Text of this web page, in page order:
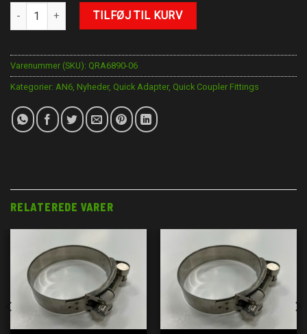
JIC6 Til 90° AN-6 Quick Han antal
TILFØJ TIL KURV
Varenummer (SKU): QRA6890-06
Kategorier: AN6, Nyheder, Quick Adapter, Quick Coupler Fittings
RELATEREDE VARER